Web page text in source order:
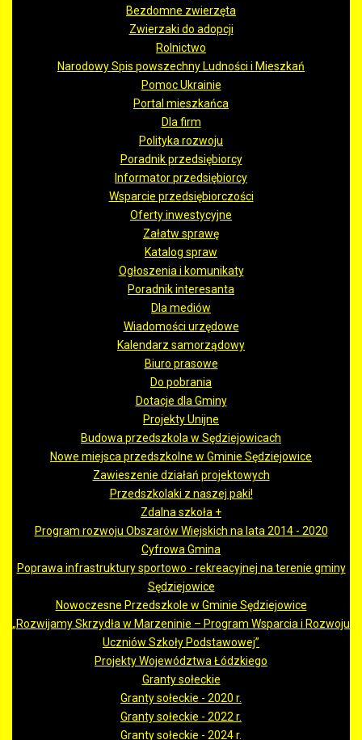
Bezdomne zwierzęta
Zwierzaki do adopcji
Rolnictwo
Narodowy Spis powszechny Ludności i Mieszkań
Pomoc Ukrainie
Portal mieszkańca
Dla firm
Polityka rozwoju
Poradnik przedsiębiorcy
Informator przedsiębiorcy
Wsparcie przedsiębiorczości
Oferty inwestycyjne
Załatw sprawę
Katalog spraw
Ogłoszenia i komunikaty
Poradnik interesanta
Dla mediów
Wiadomości urzędowe
Kalendarz samorządowy
Biuro prasowe
Do pobrania
Dotacje dla Gminy
Projekty Unijne
Budowa przedszkola w Sędziejowicach
Nowe miejsca przedszkolne w Gminie Sędziejowice
Zawieszenie działań projektowych
Przedszkolaki z naszej paki!
Zdalna szkoła +
Program rozwoju Obszarów Wiejskich na lata 2014 - 2020
Cyfrowa Gmina
Poprawa infrastruktury sportowo - rekreacyjnej na terenie gminy
Sędziejowice
Nowoczesne Przedszkole w Gminie Sędziejowice
„Rozwijamy Skrzydła w Marzeninie – Program Wsparcia i Rozwoju
Uczniów Szkoły Podstawowej”
Projekty Województwa Łódzkiego
Granty sołeckie
Granty sołeckie - 2020 r.
Granty sołeckie - 2022 r.
Granty sołeckie - 2024 r.